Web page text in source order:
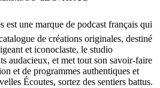
est une marque de podcast français qui
de créations originales, destiné
et iconoclaste, le studio
audacieux, et met tout son savoir-faire
et de programmes authentiques et
Écoutes, sortez des sentiers battus.